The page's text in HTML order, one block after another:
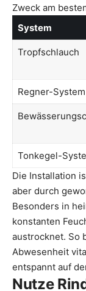
Zweck am
System
Tropfschlauch
Regner-System
Tonkegel-
Die Installation
aber durch
Besonders in
konstanten
austrocknet. So
Abwesenheit
entspannt auf
Nutze